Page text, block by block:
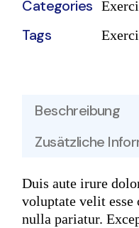
Categories
Tags
Beschreibung
Zusätzliche
Duis aute irure
voluptate velit
nulla pariatur.